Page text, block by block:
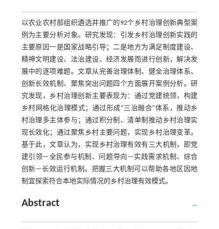
以农业农村部组织遴选并推广的92个乡村治理创新典型案
例为主要分析对象。研究发现：引发乡村治理创新实践的
主要原因一是国家战略引导；二是地方为满足制度建设、
精神文明建设、法治建设、经济发展而进行创新，解决发
展中的逐项难题。文章从完善治理体制、健全治理体系、
创新长效机制、聚焦突出问题四个方面展开案例分析。研
究发现，乡村治理创新主要表现为：通过党建统领，构建
乡村网格化治理模式；通过形成“三治融合”体系，推动乡
村治理多主体参与；通过积分制、清单制推动乡村治理实
现长效化；通过聚焦乡村主要问题，实现乡村治理变革。
基于此，文章认为，实现乡村治理有效有三大机制，即党
建引领—全民参与机制、问题导向—实践需求机制、综合
创新—长效运行机制。把握三大机制可以帮助各地区因地
制宜探索符合本地实际情况的乡村治理有效模式。
Abstract